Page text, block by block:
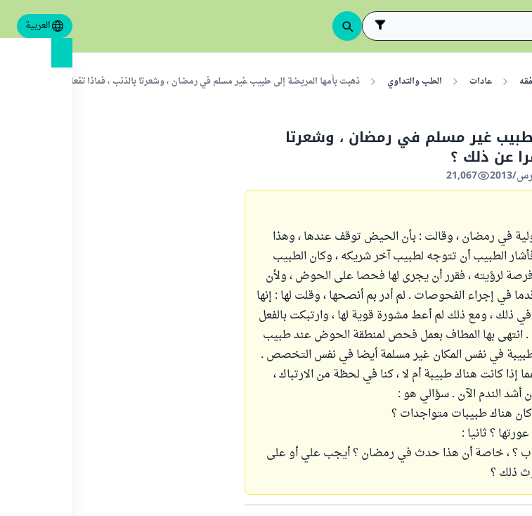
العربية
عادات الطب والتداوي ذهبت بأمها المريضة إلى طبيب غير مسلم في رمضان ، وشعرتا بالذنب ، فماذا تفعلان لتكفرا عن ذلك ؟
غير مسلم في رمضان ، وشعرتا
عن ذلك ؟
21,067
في رمضان ، وقالت : بأن الحيض توقف عندها ، وهذا
الطبيب أن تتوجه لطبيب آخر شريكه ، وكان الطبيب
لرؤيته ، فقرر أن يجرى لها فحصا على الحوض ، ولأن
في إجراء الفحوصات . لم أدر بم أنصحها ، وقلت لها : إنها
في ذلك ، ومع ذلك لم أعط مشورة قوية لها ، وارتبكت بالفعل
. انتهى بها المطاف بعمل فحص لمنطقة الحوض عند طبيب
في نفس المكان غير مسلمة أيضا في نفس التخصص .
كانت هناك طبيبة أم لا ، كنا في لحظة من الارتباك ،
أشد الندم الآن . سؤالي هو :
هناك طبيبات متواجدات ؟
؟ ثانيا :
؟ ، خاصة أن هذا حدث في رمضان ؟ أيجب علي أو على
ذلك ؟